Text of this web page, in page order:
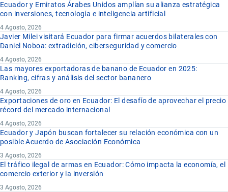
Ecuador y Emiratos Árabes Unidos amplían su alianza estratégica
con inversiones, tecnología e inteligencia artificial
4 Agosto, 2026
Javier Milei visitará Ecuador para firmar acuerdos bilaterales con
Daniel Noboa: extradición, ciberseguridad y comercio
4 Agosto, 2026
Las mayores exportadoras de banano de Ecuador en 2025:
Ranking, cifras y análisis del sector bananero
4 Agosto, 2026
Exportaciones de oro en Ecuador: El desafío de aprovechar el precio
récord del mercado internacional
4 Agosto, 2026
Ecuador y Japón buscan fortalecer su relación económica con un
posible Acuerdo de Asociación Económica
3 Agosto, 2026
El tráfico ilegal de armas en Ecuador: Cómo impacta la economía, el
comercio exterior y la inversión
3 Agosto, 2026